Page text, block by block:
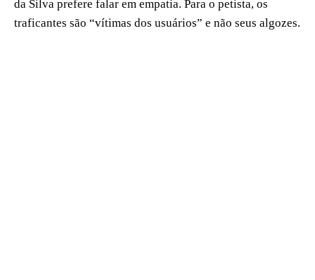
da Silva prefere falar em empatia. Para o petista, os
traficantes são “vítimas dos usuários” e não seus algozes.